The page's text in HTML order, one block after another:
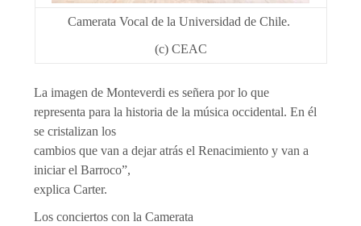
Camerata Vocal de la Universidad de Chile.
(c) CEAC
La imagen de Monteverdi es señera por lo que
representa para la historia de la música occidental. En él
se cristalizan los
cambios que van a dejar atrás el Renacimiento y van a
iniciar el Barroco”,
explica Carter.
Los conciertos con la Camerata